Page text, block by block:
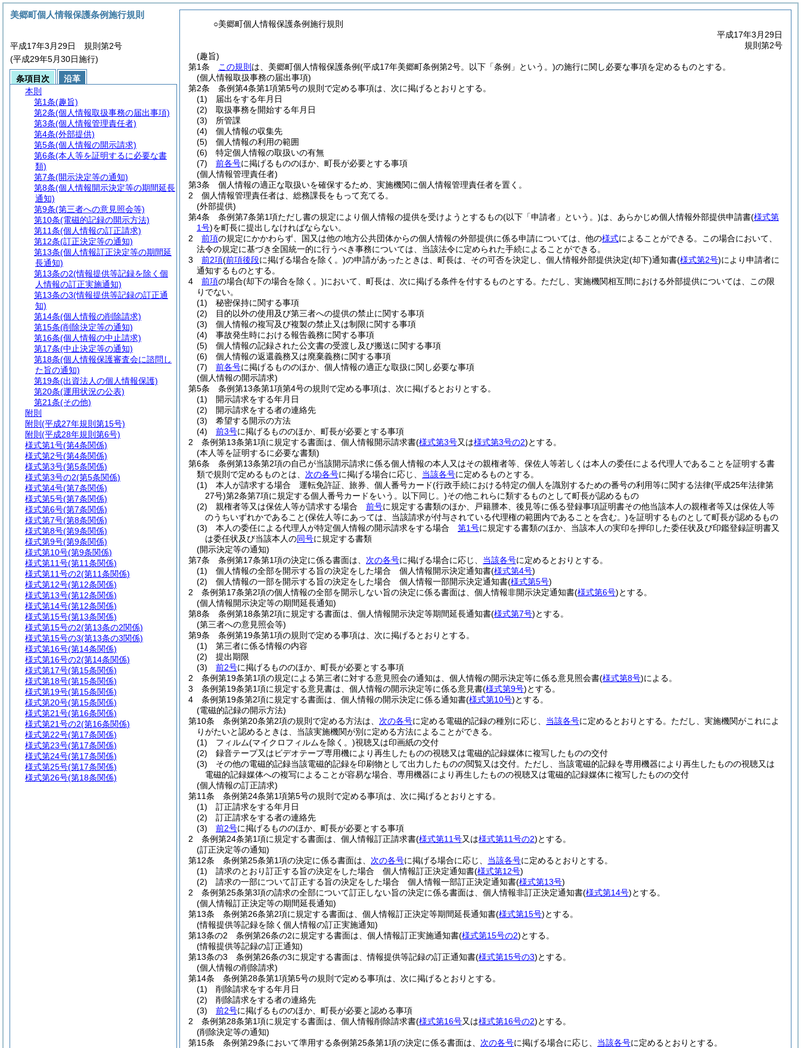
○美郷町個人情報保護条例施行規則
平成17年3月29日
規則第2号
(趣旨)
第1条
この規則 は、美郷町個人情報保護条例(平成17年美郷町条例第2号。以下「条例」という。)の施行に関し必要な事項を定めるものとする。
(個人情報取扱事務の届出事項)
第2条
条例第4条第1項第5号の規則で定める事項は、次に掲げるとおりとする。
(1)
届出をする年月日
(2)
取扱事務を開始する年月日
(3)
所管課
(4)
個人情報の収集先
(5)
個人情報の利用の範囲
(6)
特定個人情報の取扱いの有無
(7)
前各号に掲げるもののほか、町長が必要とする事項
(個人情報管理責任者)
第3条
個人情報の適正な取扱いを確保するため、実施機関に個人情報管理責任者を置く。
2
個人情報管理責任者は、総務課長をもって充てる。
(外部提供)
第4条
条例第7条第1項ただし書の規定により個人情報の提供を受けようとするもの(以下「申請者」という。)は、あらかじめ個人情報外部提供申請書(様式第
1号)を町長に提出しなければならない。
2
前項の規定にかかわらず、国又は他の地方公共団体からの個人情報の外部提供に係る申請については、他の様式によることができる。
この場合において、
法令の規定に基づき全国統一的に行うべき事務については、当該法令に定められた手続によることができる。
3
前2項(前項後段に掲げる場合を除く。)の申請があったときは、町長は、その可否を決定し、個人情報外部提供決定(却下)通知書(様式第2号)により申請者に
通知するものとする。
4
前項の場合(却下の場合を除く。)において、町長は、次に掲げる条件を付するものとする。 ただし、実施機関相互間における外部提供については、この限
りでない。
(1)
秘密保持に関する事項
(2)
目的以外の使用及び第三者への提供の禁止に関する事項
(3)
個人情報の複写及び複製の禁止又は制限に関する事項
(4)
事故発生時における報告義務に関する事項
(5)
個人情報の記録された公文書の受渡し及び搬送に関する事項
(6)
個人情報の返還義務又は廃棄義務に関する事項
(7)
前各号に掲げるもののほか、個人情報の適正な取扱に関し必要な事項
(個人情報の開示請求)
第5条
条例第13条第1項第4号の規則で定める事項は、次に掲げるとおりとする。
(1)
開示請求をする年月日
(2)
開示請求をする者の連絡先
(3)
希望する開示の方法
(4)
前3号に掲げるもののほか、町長が必要とする事項
2
条例第13条第1項に規定する書面は、個人情報開示請求書(様式第3号又は様式第3号の2)とする。
(本人等を証明するに必要な書類)
第6条
条例第13条第2項の自己が当該開示請求に係る個人情報の本人又はその親権者等、保佐人等若しくは本人の委任による代理人であることを証明する書
類で規則で定めるものとは、 次の各号に掲げる場合に応じ、 当該各号に定めるものとする。
(1)
本人が請求する場合 運転免許証、旅券、個人番号カード(行政手続における特定の個人を識別するための番号の利用等に関する法律(平成25年法律第
27号)第2条第7項に規定する個人番号カードをいう。以下同じ。)その他これらに類するものとして町長が認めるもの
(2)
親権者等又は保佐人等が請求する場合 前号に規定する書類のほか、戸籍謄本、後見等に係る登録事項証明書その他当該本人の親権者等又は保佐人等
のうちいずれかであること(保佐人等にあっては、当該請求が付与されている代理権の範囲内であることを含む。)を証明するものとして町長が認めるもの
(3)
本人の委任による代理人が特定個人情報の開示請求をする場合 第1号に規定する書類のほか、当該本人の実印を押印した委任状及び印鑑登録証明書又
は委任状及び当該本人の同号に規定する書類
(開示決定等の通知)
第7条
条例第17条第1項の決定に係る書面は、 次の各号に掲げる場合に応じ、 当該各号に定めるとおりとする。
(1)
個人情報の全部を開示する旨の決定をした場合 個人情報開示決定通知書(様式第4号)
(2)
個人情報の一部を開示する旨の決定をした場合 個人情報一部開示決定通知書(様式第5号)
2
条例第17条第2項の個人情報の全部を開示しない旨の決定に係る書面は、個人情報非開示決定通知書(様式第6号)とする。
(個人情報開示決定等の期間延長通知)
第8条
条例第18条第2項に規定する書面は、個人情報開示決定等期間延長通知書(様式第7号)とする。
(第三者への意見照会等)
第9条
条例第19条第1項の規則で定める事項は、次に掲げるとおりとする。
(1)
第三者に係る情報の内容
(2)
提出期限
(3)
前2号に掲げるもののほか、町長が必要とする事項
2
条例第19条第1項の規定による第三者に対する意見照会の通知は、個人情報の開示決定等に係る意見照会書(様式第8号)による。
3
条例第19条第1項に規定する意見書は、個人情報の開示決定等に係る意見書(様式第9号)とする。
4
条例第19条第2項に規定する書面は、個人情報の開示決定に係る通知書(様式第10号)とする。
(電磁的記録の開示方法)
第10条
条例第20条第2項の規則で定める方法は、 次の各号に定める電磁的記録の種別に応じ、 当該各号に定めるとおりとする。 ただし、実施機関がこれによ
りがたいと認めるときは、当該実施機関が別に定める方法によることができる。
(1)
フィルム(マイクロフィルムを除く。)視聴又は印画紙の交付
(2)
録音テープ又はビデオテープ専用機により再生したものの視聴又は電磁的記録媒体に複写したものの交付
(3)
その他の電磁的記録当該電磁的記録を印刷物として出力したものの閲覧又は交付。 ただし、当該電磁的記録を専用機器により再生したものの視聴又は
電磁的記録媒体への複写によることが容易な場合、専用機器により再生したものの視聴又は電磁的記録媒体に複写したものの交付
(個人情報の訂正請求)
第11条
条例第24条第1項第5号の規則で定める事項は、次に掲げるとおりとする。
(1)
訂正請求をする年月日
(2)
訂正請求をする者の連絡先
(3)
前2号に掲げるもののほか、町長が必要とする事項
2
条例第24条第1項に規定する書面は、個人情報訂正請求書(様式第11号又は様式第11号の2)とする。
(訂正決定等の通知)
第12条
条例第25条第1項の決定に係る書面は、 次の各号に掲げる場合に応じ、 当該各号に定めるとおりとする。
(1)
請求のとおり訂正する旨の決定をした場合 個人情報訂正決定通知書(様式第12号)
(2)
請求の一部について訂正する旨の決定をした場合 個人情報一部訂正決定通知書(様式第13号)
2
条例第25条第3項の請求の全部について訂正しない旨の決定に係る書面は、個人情報非訂正決定通知書(様式第14号)とする。
(個人情報訂正決定等の期間延長通知)
第13条
条例第26条第2項に規定する書面は、個人情報訂正決定等期間延長通知書(様式第15号)とする。
(情報提供等記録を除く個人情報の訂正実施通知)
第13条の2
条例第26条の2に規定する書面は、個人情報訂正実施通知書(様式第15号の2)とする。
(情報提供等記録の訂正通知)
第13条の3
条例第26条の3に規定する書面は、情報提供等記録の訂正通知書(様式第15号の3)とする。
(個人情報の削除請求)
第14条
条例第28条第1項第5号の規則で定める事項は、次に掲げるとおりとする。
(1)
削除請求をする年月日
(2)
削除請求をする者の連絡先
(3)
前2号に掲げるもののほか、町長が必要と認める事項
2
条例第28条第1項に規定する書面は、個人情報削除請求書(様式第16号又は様式第16号の2)とする。
(削除決定等の通知)
第15条
条例第29条において準用する条例第25条第1項の決定に係る書面は、 次の各号に掲げる場合に応じ、 当該各号に定めるとおりとする。
美郷町個人情報保護条例施行規則
平成17年3月29日 規則第2号
(平成29年5月30日施行)
条項目次
沿革
本則
第1条(趣旨)
第2条(個人情報取扱事務の届出事項)
第3条(個人情報管理責任者)
第4条(外部提供)
第5条(個人情報の開示請求)
第6条(本人等を証明するに必要な書
類)
第7条(開示決定等の通知)
第8条(個人情報開示決定等の期間延長
通知)
第9条(第三者への意見照会等)
第10条(電磁的記録の開示方法)
第11条(個人情報の訂正請求)
第12条(訂正決定等の通知)
第13条(個人情報訂正決定等の期間延
長通知)
第13条の2(情報提供等記録を除く個
人情報の訂正実施通知)
第13条の3(情報提供等記録の訂正通
知)
第14条(個人情報の削除請求)
第15条(削除決定等の通知)
第16条(個人情報の中止請求)
第17条(中止決定等の通知)
第18条(個人情報保護審査会に諮問し
た旨の通知)
第19条(出資法人の個人情報保護)
第20条(運用状況の公表)
第21条(その他)
附則
附則 (平成27年規則第15号)
附則 (平成28年規則第6号)
様式第1号(第4条関係)
様式第2号(第4条関係)
様式第3号(第5条関係)
様式第3号の2(第5条関係)
様式第4号(第7条関係)
様式第5号(第7条関係)
様式第6号(第7条関係)
様式第7号(第8条関係)
様式第8号(第9条関係)
様式第9号(第9条関係)
様式第10号(第9条関係)
様式第11号(第11条関係)
様式第11号の2(第11条関係)
様式第12号(第12条関係)
様式第13号(第12条関係)
様式第14号(第12条関係)
様式第15号(第13条関係)
様式第15号の2(第13条の2関係)
様式第15号の3(第13条の3関係)
様式第16号(第14条関係)
様式第16号の2(第14条関係)
様式第17号(第15条関係)
様式第18号(第15条関係)
様式第19号(第15条関係)
様式第20号(第15条関係)
様式第21号(第16条関係)
様式第21号の2(第16条関係)
様式第22号(第17条関係)
様式第23号(第17条関係)
様式第24号(第17条関係)
様式第25号(第17条関係)
様式第26号(第18条関係)